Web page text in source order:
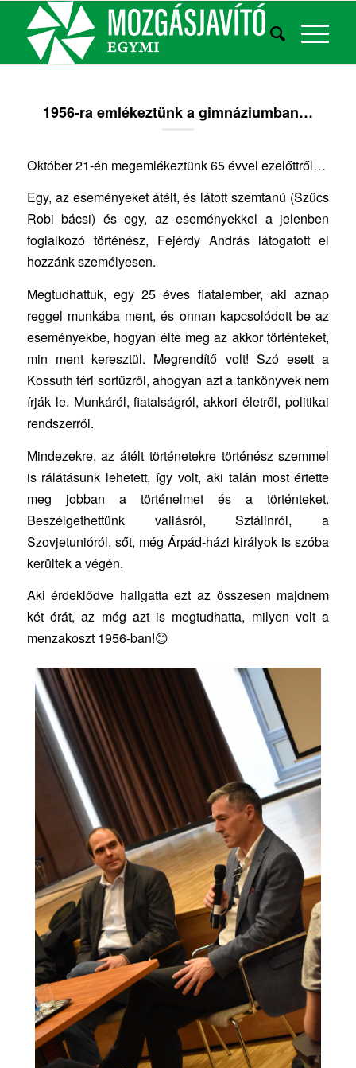
1956-ra emlékeztünk a gimnáziumban…
Október 21-én megemlékeztünk 65 évvel ezelőttről…
Egy, az eseményeket átélt, és látott szemtanú (Szűcs
Robi bácsi) és egy, az eseményekkel a jelenben
foglalkozó történész, Fejérdy András látogatott el
hozzánk személyesen.
Megtudhattuk, egy 25 éves fiatalember, aki aznap
reggel munkába ment, és onnan kapcsolódott be az
eseményekbe, hogyan élte meg az akkor történteket,
min ment keresztül. Megrendítő volt! Szó esett a
Kossuth téri sortűzről, ahogyan azt a tankönyvek nem
írják le. Munkáról, fiatalságról, akkori életről, politikai
rendszerről.
Mindezekre, az átélt történetekre történész szemmel
is rálátásunk lehetett, így volt, aki talán most értette
meg jobban a történelmet és a történteket.
Beszélgethettünk vallásról, Sztálinról, a
Szovjetunióról, sőt, még Árpád-házi királyok is szóba
kerültek a végén.
Aki érdeklődve hallgatta ezt az összesen majdnem
két órát, az még azt is megtudhatta, milyen volt a
menzakoszt 1956-ban!😊